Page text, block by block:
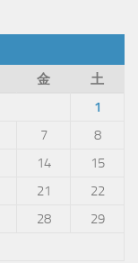
金
土
1
7
8
14
15
21
22
28
29